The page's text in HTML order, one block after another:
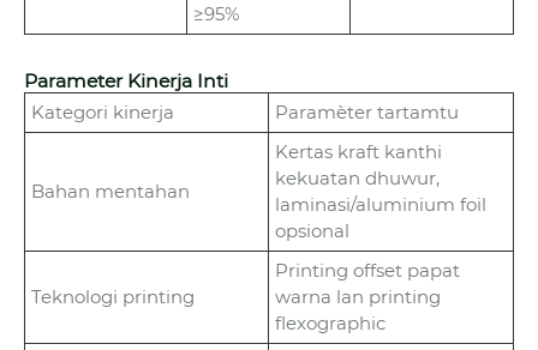
≥95%
Parameter Kinerja Inti
Kategori kinerja
Paramèter tartamtu
Bahan mentahan
Kertas kraft kanthi
kekuatan dhuwur,
laminasi/aluminium foil
opsional
Teknologi printing
Printing offset papat
warna lan printing
flexographic